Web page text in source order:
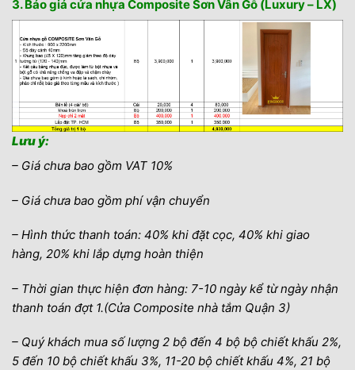
3. Báo giá cửa nhựa Composite Sơn Vân Gỗ (Luxury – LX)
Lưu ý:
– Giá chưa bao gồm VAT 10%
– Giá chưa bao gồm phí vận chuyển
– Hình thức thanh toán: 40% khi đặt cọc, 40% khi giao
hàng, 20% khi lắp dựng hoàn thiện
– Thời gian thực hiện đơn hàng: 7-10 ngày kể từ ngày nhận
thanh toán đợt 1.(Cửa Composite nhà tắm Quận 3)
– Quý khách mua số lượng 2 bộ đến 4 bộ bộ chiết khấu 2%,
5 đến 10 bộ chiết khấu 3%, 11-20 bộ chiết khấu 4%, 21 bộ